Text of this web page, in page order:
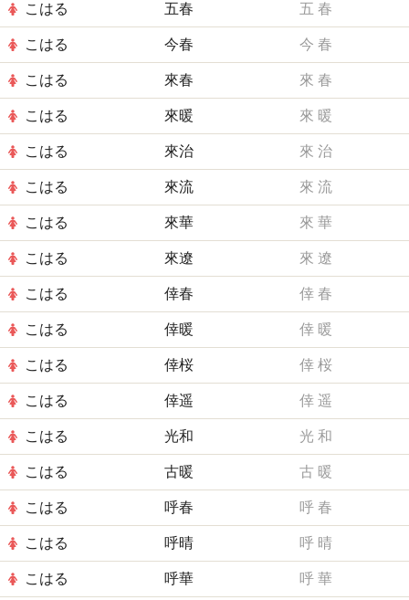
こはる 五春 五 春
こはる 今春 今 春
こはる 來春 來 春
こはる 來暖 來 暖
こはる 來治 來 治
こはる 來流 來 流
こはる 來華 來 華
こはる 來遼 來 遼
こはる 倖春 倖 春
こはる 倖暖 倖 暖
こはる 倖桜 倖 桜
こはる 倖遥 倖 遥
こはる 光和 光 和
こはる 古暖 古 暖
こはる 呼春 呼 春
こはる 呼晴 呼 晴
こはる 呼華 呼 華